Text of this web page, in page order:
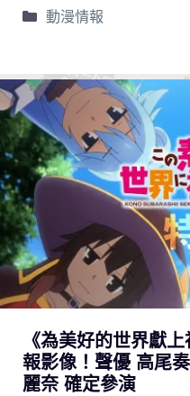
動漫情報
《為美好的世界獻
報影像！聲優 高尾
麗奈 確定參演